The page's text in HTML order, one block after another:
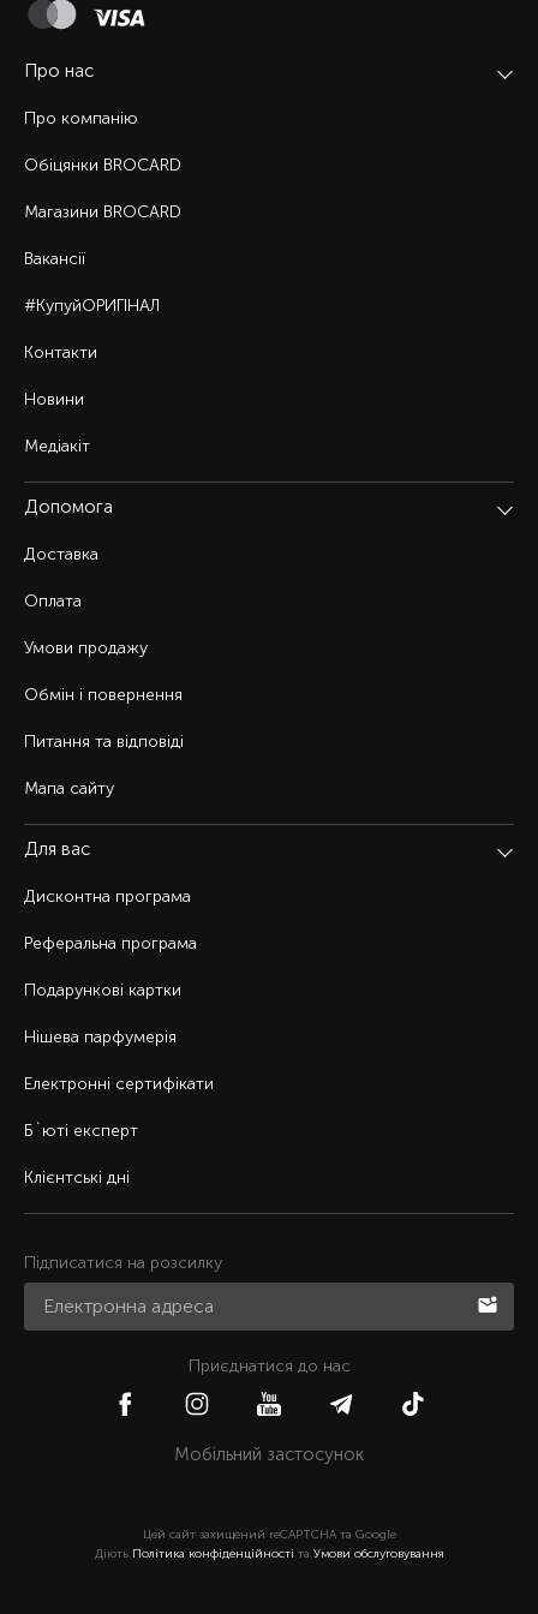
Про нас
Про компанію
Обіцянки BROCARD
Магазини BROCARD
Вакансії
#КупуйОРИГІНАЛ
Контакти
Новини
Медіакіт
Допомога
Доставка
Оплата
Умови продажу
Обмін і повернення
Питання та відповіді
Мапа сайту
Для вас
Дисконтна програма
Реферальна програма
Подарункові картки
Нішева парфумерія
Електронні сертифікати
Б`юті експерт
Клієнтські дні
Підписатися на розсилку
Приєднатися до нас
Мобільний застосунок
Цей сайт захищений reCAPTCHA та Google
Діють Політика конфіденційності та Умови обслуговування